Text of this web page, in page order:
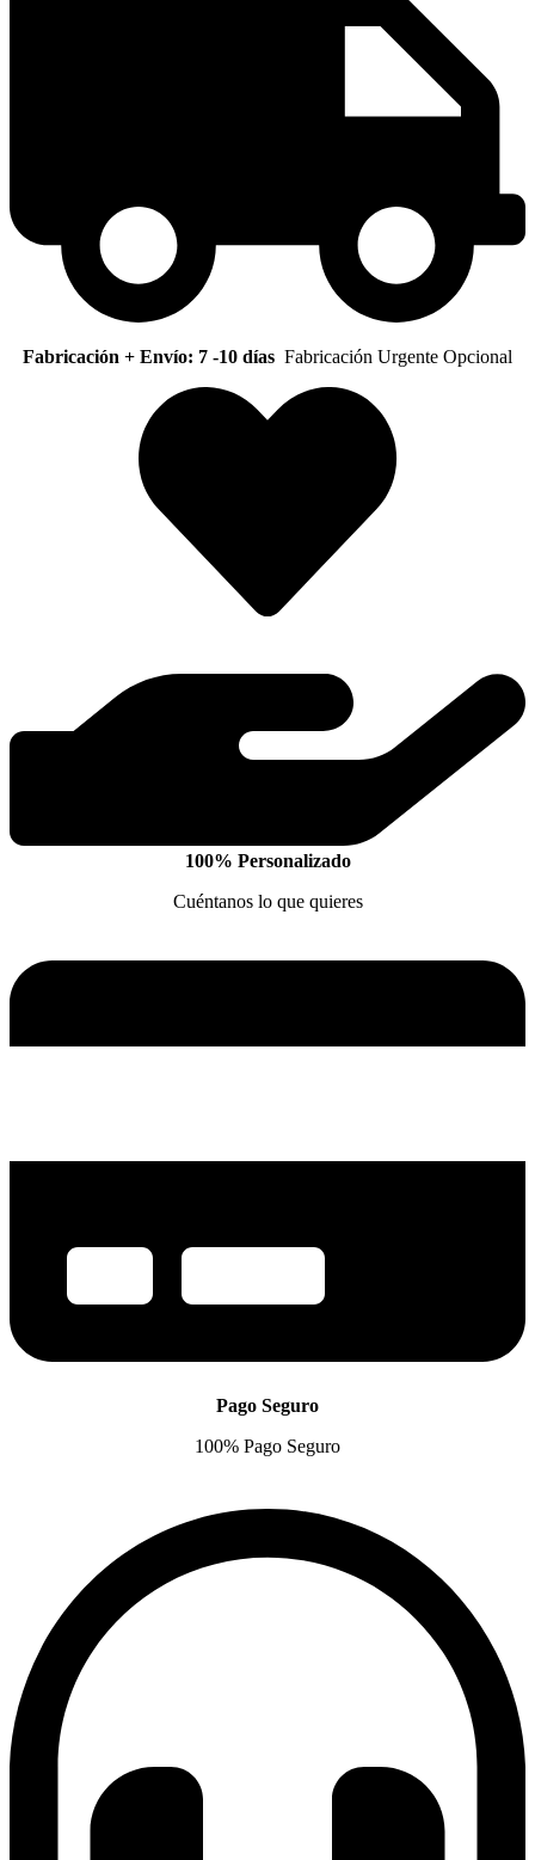
Fabricación + Envío: 7 -10 días Fabricación Urgente Opcional
100% Personalizado
Cuéntanos lo que quieres
Pago Seguro
100% Pago Seguro